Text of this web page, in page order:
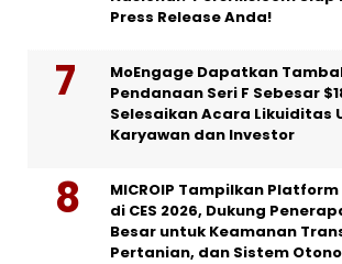
Press Release Anda!
MoEngage Dapatkan
Pendanaan Seri F Sebesar
Selesaikan Acara Likuiditas
Karyawan dan Investor
MICROIP Tampilkan Platform
di CES 2026, Dukung
Besar untuk Keamanan
Pertanian, dan Sistem